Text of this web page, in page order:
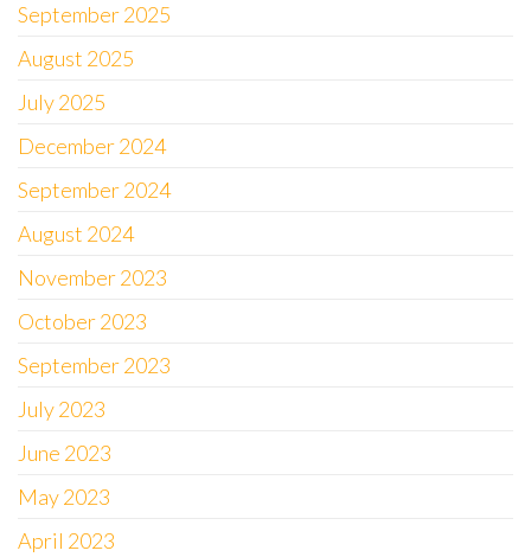
September 2025
August 2025
July 2025
December 2024
September 2024
August 2024
November 2023
October 2023
September 2023
July 2023
June 2023
May 2023
April 2023